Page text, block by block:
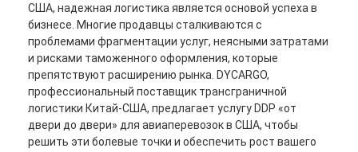
США, надежная логистика является основой успеха в
бизнесе. Многие продавцы сталкиваются с
проблемами фрагментации услуг, неясными затратами
и рисками таможенного оформления, которые
препятствуют расширению рынка. DYCARGO,
профессиональный поставщик трансграничной
логистики Китай-США, предлагает услугу DDP «от
двери до двери» для авиаперевозок в США, чтобы
решить эти болевые точки и обеспечить рост вашего